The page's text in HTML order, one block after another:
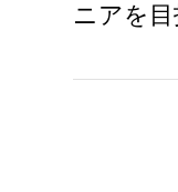
ニアを